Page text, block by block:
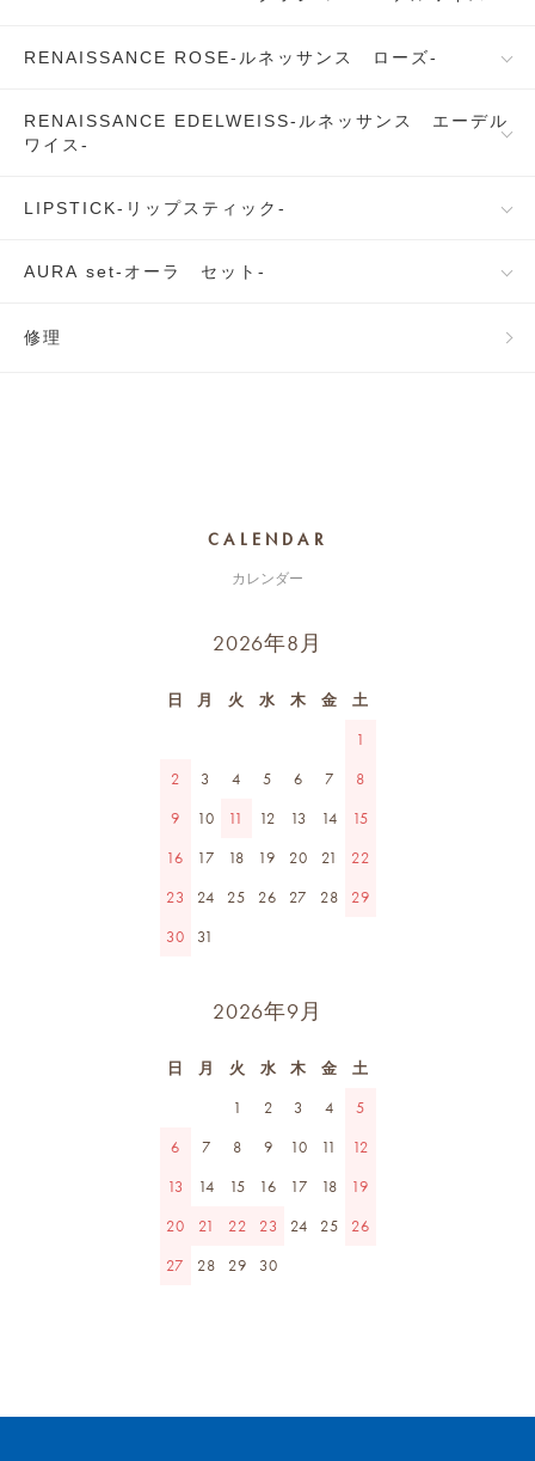
RENAISSANCE ROSE-ルネッサンス ローズ-
RENAISSANCE EDELWEISS-ルネッサンス エーデル
ワイス-
LIPSTICK-リップスティック-
AURA set-オーラ セット-
修理
CALENDAR
カレンダー
2026年8月
日 月 火 水 木 金
土
1
2
3 4 5 6 7
8
9
10 11 12 13 14
15
16
17 18 19 20 21
22
23
24 25 26 27 28
29
30
31
2026年9月
日 月 火 水 木 金
土
1
2 3 4
5
6
7 8 9 10 11
12
13
14 15 16 17 18
19
20
21 22 23 24 25
26
27
28 29 30